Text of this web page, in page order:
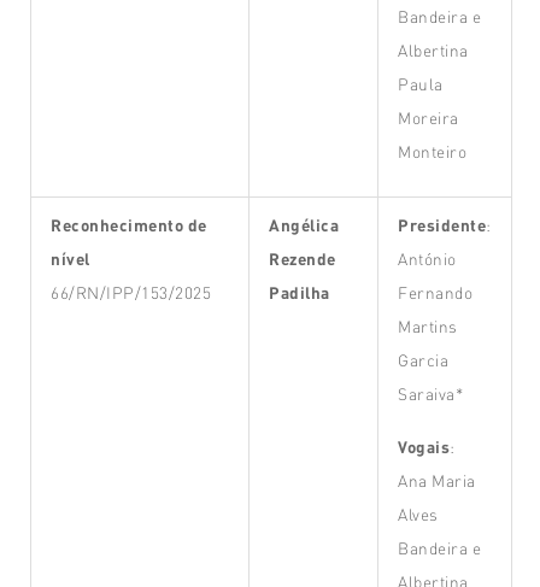
Bandeira e
Albertina
Paula
Moreira
Monteiro
Reconhecimento de
nível
66/RN/IPP/153/2025
Angélica
Rezende
Padilha
Presidente:
António
Fernando
Martins
Garcia
Saraiva*
Vogais:
Ana Maria
Alves
Bandeira e
Albertina